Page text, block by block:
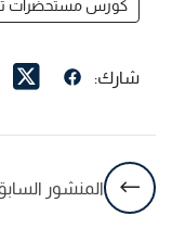
كورس مستحضرات
شارك:
المنشور